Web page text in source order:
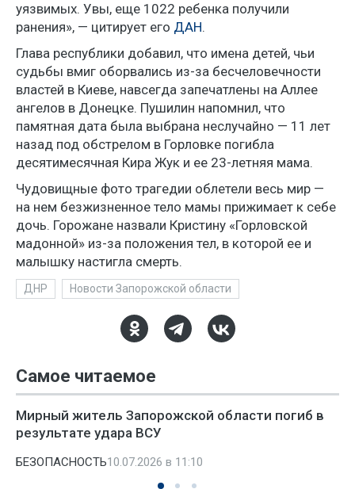
уязвимых. Увы, еще 1022 ребенка получили
ранения», — цитирует его ДАН.
Глава республики добавил, что имена детей, чьи
судьбы вмиг оборвались из-за бесчеловечности
властей в Киеве, навсегда запечатлены на Аллее
ангелов в Донецке. Пушилин напомнил, что
памятная дата была выбрана неслучайно — 11 лет
назад под обстрелом в Горловке погибла
десятимесячная Кира Жук и ее 23-летняя мама.
Чудовищные фото трагедии облетели весь мир —
на нем безжизненное тело мамы прижимает к себе
дочь. Горожане назвали Кристину «Горловской
мадонной» из-за положения тел, в которой ее и
малышку настигла смерть.
ДНР Новости Запорожской области
Самое читаемое
Мирный житель Запорожской области погиб в
результате удара ВСУ
БЕЗОПАСНОСТЬ10.07.2026 в 11:10